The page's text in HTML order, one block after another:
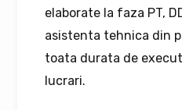
elaborate la faza PT,
asistenta tehnica din
toata durata de
lucrari.